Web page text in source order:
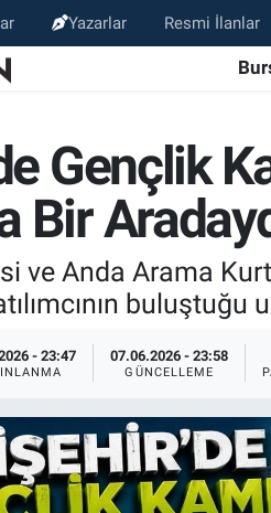
Yazarlar Resmi İlanlar
Gençlik
Bir
ve Anda Arama
- 23:47 07.06.2026 - 23:58
GÜNCELLEME